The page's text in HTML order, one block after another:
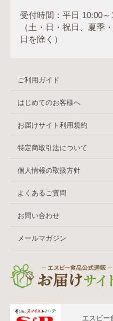
受付時間：平日 10:00～
（土・日・祝日、夏季
日を除く）
ご利用ガイド
はじめてのお客様へ
お届けサイト利用規約
特定商取引法について
個人情報の取扱方針
よくあるご質問
お問い合わせ
メールマガジン
エスビー